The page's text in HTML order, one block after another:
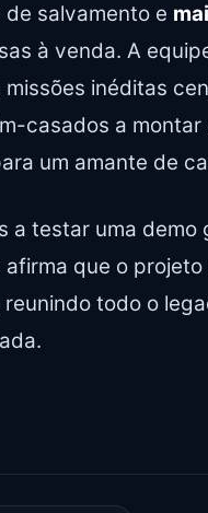
salvamento e
à venda. A
inéditas
casados a
um amante de
a testar uma
que o projeto
todo o